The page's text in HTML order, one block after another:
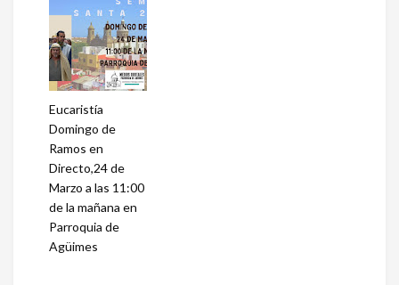
Eucaristía
Domingo de
Ramos en
Directo,24 de
Marzo a las 11:00
de la mañana en
Parroquia de
Agüimes